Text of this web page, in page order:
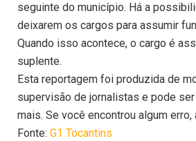
seguinte do município. Há a
deixarem os cargos para assumir
Quando isso acontece, o cargo é
suplente.
Esta reportagem foi produzida de
supervisão de jornalistas e pode
mais. Se você encontrou algum
Fonte: G1 Tocantins